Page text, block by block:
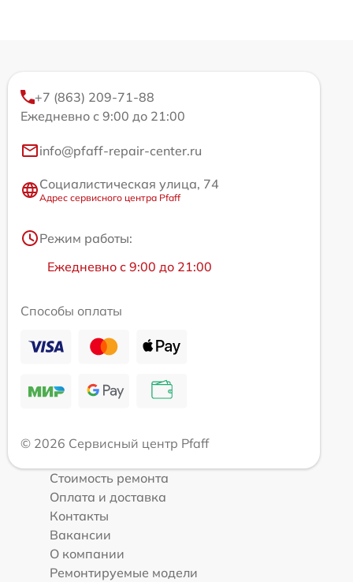
+7 (863) 209-71-88
Ежедневно с 9:00 до 21:00
info@pfaff-repair-center.ru
Социалистическая улица, 74
Адрес сервисного центра Pfaff
Режим работы:
Ежедневно с 9:00 до 21:00
Способы оплаты
© 2026 Сервисный центр Pfaff
Стоимость ремонта
Оплата и доставка
Контакты
Вакансии
О компании
Ремонтируемые модели